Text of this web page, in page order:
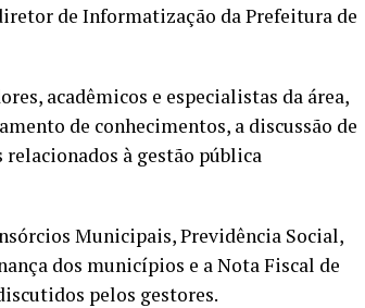
de Informatização da Prefeitura de
acadêmicos e especialistas da área,
de conhecimentos, a discussão de
à gestão pública
Municipais, Previdência Social,
dos municípios e a Nota Fiscal de
pelos gestores.